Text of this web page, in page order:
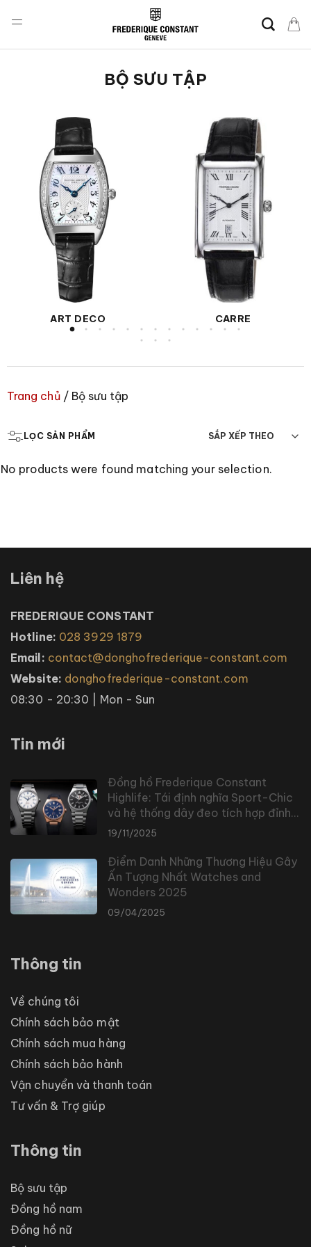
to
BỘ SƯU TẬP
ART DECO CARRE
Trang chủ/ Bộ sưu tập
LỌC SẢN PHẨM
No products were found matching your selection.
Liên hệ
FREDERIQUE CONSTANT
Hotline: 028 3929 1879
Email: contact@donghofrederique-constant.com
Website: donghofrederique-constant.com
08:30 - 20:30 | Mon - Sun
Tin mới
Đồng hồ Frederique Constant
Highlife: Tái định nghĩa Sport-Chic
và hệ thống dây đeo tích hợp đỉnh
cao
19/11/2025
Điểm Danh Những Thương Hiệu Gây
Ấn Tượng Nhất Watches and
Wonders 2025
09/04/2025
Thông tin
Về chúng tôi
Chính sách bảo mật
Chính sách mua hàng
Chính sách bảo hành
Vận chuyển và thanh toán
Tư vấn & Trợ giúp
Thông tin
Bộ sưu tập
Đồng hồ nam
Đồng hồ nữ